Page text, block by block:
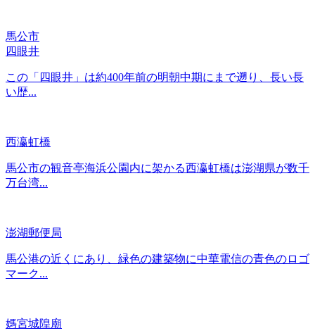
馬公市
四眼井
この「四眼井」は約400年前の明朝中期にまで遡り、長い長
い歴...
西瀛虹橋
馬公市の観音亭海浜公園内に架かる西瀛虹橋は澎湖県が数千
万台湾...
澎湖郵便局
馬公港の近くにあり、緑色の建築物に中華電信の青色のロゴ
マーク...
媽宮城隍廟